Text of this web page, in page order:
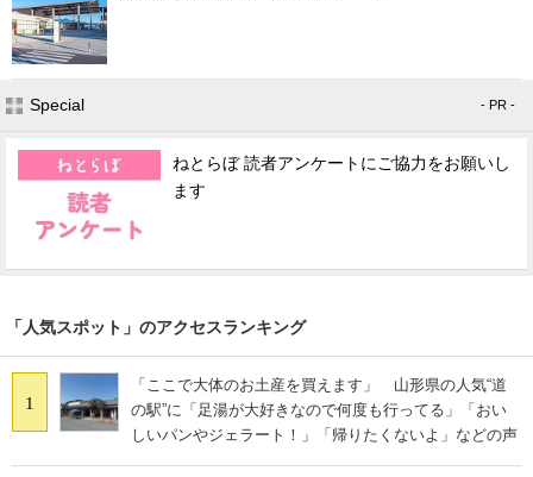
Special - PR -
ねとらぼ 読者アンケートにご協力をお願いし
ます
「人気スポット」のアクセスランキング
1
「ここで大体のお土産を買えます」 山形県の人気“道
の駅”に「足湯が大好きなので何度も行ってる」「おい
しいパンやジェラート！」「帰りたくないよ」などの声